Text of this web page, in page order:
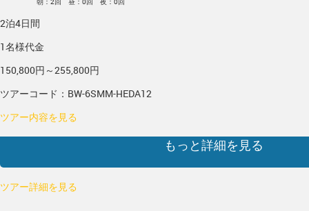
2泊4日間
1名様代金
150,800円～255,800円
ツアーコード：BW-6SMM-HEDA12
ツアー内容を見る
もっと詳細を見る
ツアー詳細を見る